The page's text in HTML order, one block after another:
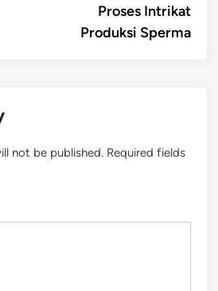
Proses Intrikat
Produksi Sperma
not be published. Required fields